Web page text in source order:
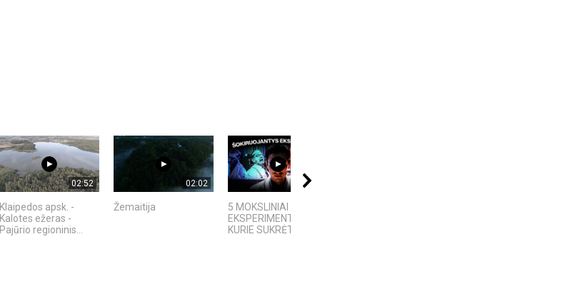
02:52
Klaipedos apsk. -
Kalotes ežeras -
Pajūrio regioninis...
02:02
Žemaitija
11:00
5 MOKSLINIAI
EKSPERIMENTAI,
KURIE SUKRĖTĖ...